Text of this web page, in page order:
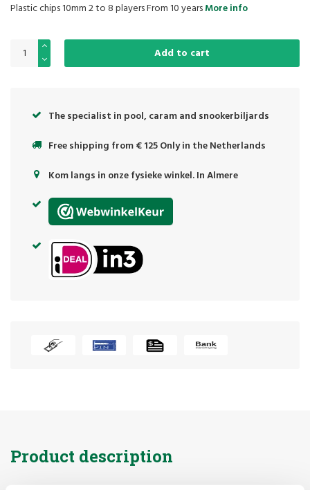
Plastic chips 10mm 2 to 8 players From 10 yearsMore info
Add to cart
The specialist in pool, caram and snookerbiljards
Free shipping from € 125 Only in the Netherlands
Kom langs in onze fysieke winkel. In Almere
Product description